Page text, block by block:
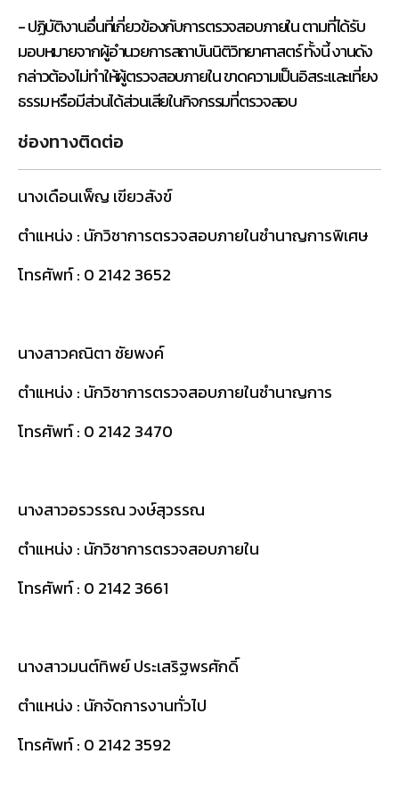
- ปฏิบัติงานอื่นที่เกี่ยวข้องกับการตรวจสอบภายใน ตามที่ได้รับ
มอบหมายจากผู้อำนวยการสถาบันนิติวิทยาศาสตร์ ทั้งนี้ งานดัง
กล่าวต้องไม่ทำให้ผู้ตรวจสอบภายใน ขาดความเป็นอิสระและเที่ยง
ธรรม หรือมีส่วนได้ส่วนเสียในกิจกรรมที่ตรวจสอบ
ช่องทางติดต่อ
นางเดือนเพ็ญ เขียวสังข์
ตำแหน่ง : นักวิชาการตรวจสอบภายในชำนาญการพิเศษ
โทรศัพท์ : 0 2142 3652
นางสาวคณิตา ชัยพงค์
ตำแหน่ง : นักวิชาการตรวจสอบภายในชำนาญการ
โทรศัพท์ : 0 2142 3470
นางสาวอรวรรณ วงษ์สุวรรณ
ตำแหน่ง : นักวิชาการตรวจสอบภายใน
โทรศัพท์ : 0 2142 3661
นางสาวมนต์ทิพย์ ประเสริฐพรศักดิ์
ตำแหน่ง : นักจัดการงานทั่วไป
โทรศัพท์ : 0 2142 3592